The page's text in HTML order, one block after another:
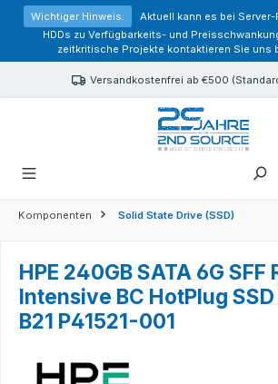
springen
Wichtiger Hinweis:
Aktuell kann es bei Server-
HDDs zu Verfügbarkeits- und
zeitkritische Projekte kontaktieren Sie uns
Versandkostenfrei ab €500
Komponenten Solid State Drive (SSD)
HPE 240GB SATA 6G SFF
Intensive BC HotPlug
B21 P41521-001